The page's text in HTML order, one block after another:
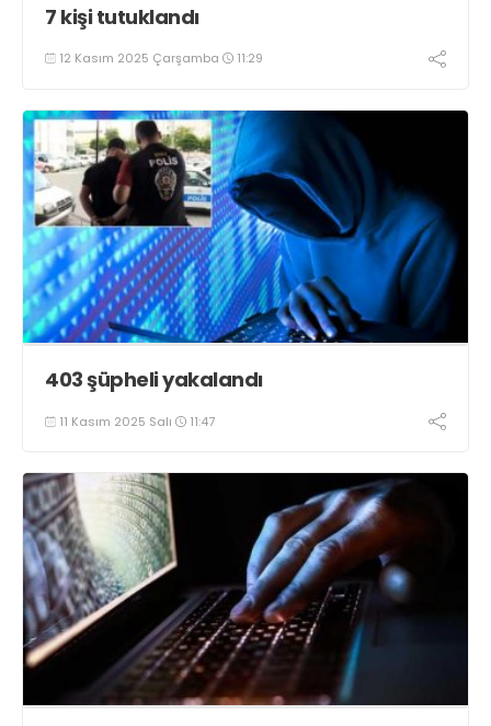
7 kişi tutuklandı
12 Kasım 2025 Çarşamba 11:29
403 şüpheli yakalandı
11 Kasım 2025 Salı 11:47